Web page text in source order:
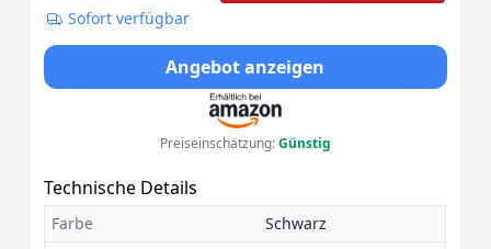
Sofort verfügbar
Angebot anzeigen
Preiseinschätzung:Günstig
Technische Details
Farbe
Schwarz